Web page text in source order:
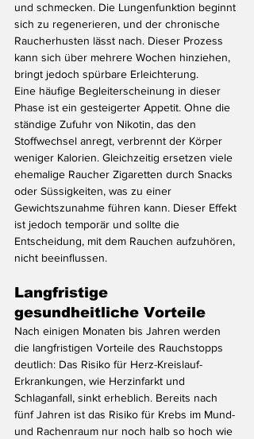
und schmecken. Die Lungenfunktion beginnt
sich zu regenerieren, und der chronische
Raucherhusten lässt nach. Dieser Prozess
kann sich über mehrere Wochen hinziehen,
bringt jedoch spürbare Erleichterung.
Eine häufige Begleiterscheinung in dieser
Phase ist ein gesteigerter Appetit. Ohne die
ständige Zufuhr von Nikotin, das den
Stoffwechsel anregt, verbrennt der Körper
weniger Kalorien. Gleichzeitig ersetzen viele
ehemalige Raucher Zigaretten durch Snacks
oder Süssigkeiten, was zu einer
Gewichtszunahme führen kann. Dieser Effekt
ist jedoch temporär und sollte die
Entscheidung, mit dem Rauchen aufzuhören,
nicht beeinflussen.
Langfristige
gesundheitliche Vorteile
Nach einigen Monaten bis Jahren werden
die langfristigen Vorteile des Rauchstopps
deutlich: Das Risiko für Herz-Kreislauf-
Erkrankungen, wie Herzinfarkt und
Schlaganfall, sinkt erheblich. Bereits nach
fünf Jahren ist das Risiko für Krebs im Mund-
und Rachenraum nur noch halb so hoch wie